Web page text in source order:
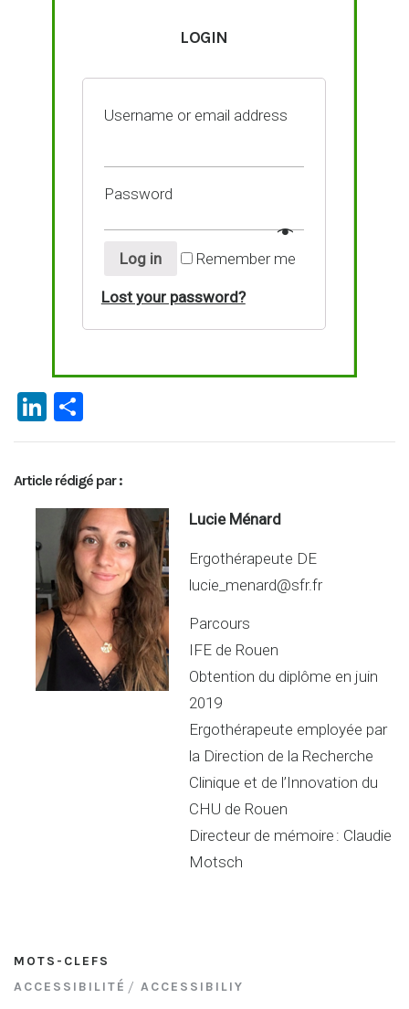
LOGIN
Username or email address
Password
Log in Remember me
Lost your password?
Li
n
ke
dI
n
ar
ta
g
er
Article rédigé par :
Lucie Ménard
Ergothérapeute DE
lucie_menard@sfr.fr
Parcours
IFE de Rouen
Obtention du diplôme en juin
2019
Ergothérapeute employée par
la Direction de la Recherche
Clinique et de l’Innovation du
CHU de Rouen
Directeur de mémoire : Claudie
Motsch
MOTS-CLEFS
ACCESSIBILITÉ
ACCESSIBILIY